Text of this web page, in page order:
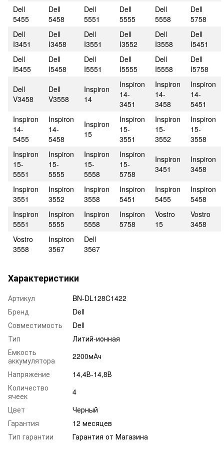
Dell
5455
Dell
5458
Dell
5551
Dell
5555
Dell
5558
Dell
5758
Dell
I3451
Dell
I3458
Dell
I3551
Dell
I3552
Dell
I3558
Dell
I5451
Dell
I5455
Dell
I5458
Dell
I5551
Dell
I5555
Dell
I5558
Dell
I5758
Dell
V3458
Dell
V3558
Inspiron
14
Inspiron
14-
3451
Inspiron
14-
3458
Inspiron
14-
5451
Inspiron
14-
5455
Inspiron
14-
5458
Inspiron
15
Inspiron
15-
3551
Inspiron
15-
3552
Inspiron
15-
3558
Inspiron
15-
5551
Inspiron
15-
5555
Inspiron
15-
5558
Inspiron
15-
5758
Inspiron
3451
Inspiron
3458
Inspiron
3551
Inspiron
3552
Inspiron
3558
Inspiron
5451
Inspiron
5455
Inspiron
5458
Inspiron
5551
Inspiron
5555
Inspiron
5558
Inspiron
5758
Vostro
15
Vostro
3458
Vostro
3558
Inspiron
3567
Dell
3567
Характеристики
Артикул
BN-DL128C1422
Бренд
Dell
Совместимость
Dell
Тип
Литий-ионная
Емкость
аккумулятора
2200мАч
Напряжение
14,4В-14,8В
Количество
ячеек
4
Цвет
Черный
Гарантия
12 месяцев
Тип гарантии
Гарантия от Магазина